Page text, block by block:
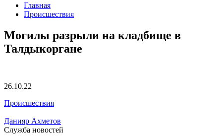
Главная
Происшествия
Могилы разрыли на кладбище в
Талдыкоргане
26.10.22
Происшествия
Данияр Ахметов
Служба новостей